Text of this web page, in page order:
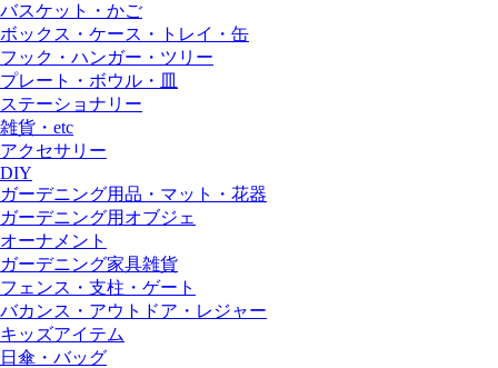
バスケット・かご
ボックス・ケース・トレイ・缶
フック・ハンガー・ツリー
プレート・ボウル・皿
ステーショナリー
雑貨・etc
アクセサリー
DIY
ガーデニング用品・マット・花器
ガーデニング用オブジェ
オーナメント
ガーデニング家具雑貨
フェンス・支柱・ゲート
バカンス・アウトドア・レジャー
キッズアイテム
日傘・バッグ